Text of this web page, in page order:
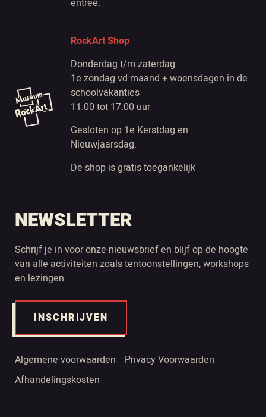
entree.
RockArt Shop
Donderdag t/m zaterdag
1e zondag vd maand + woensdagen in de
schoolvakanties
11.00 tot 17.00 uur
Gesloten op 1e Kerstdag en
Nieuwjaarsdag.
De shop is gratis toegankelijk
NEWSLETTER
Schrijf je in voor onze nieuwsbrief en blijf op de hoogte
van alle activiteiten zoals tentoonstellingen, workshops
en lezingen
INSCHRIJVEN
Algemene voorwaarden
Privacy Voorwaarden
Afhandelingskosten